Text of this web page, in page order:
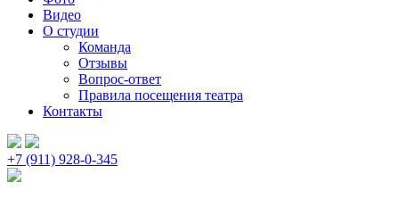
Видео
О студии
Команда
Отзывы
Вопрос-ответ
Правила посещения театра
Контакты
+7 (911) 928-0-345